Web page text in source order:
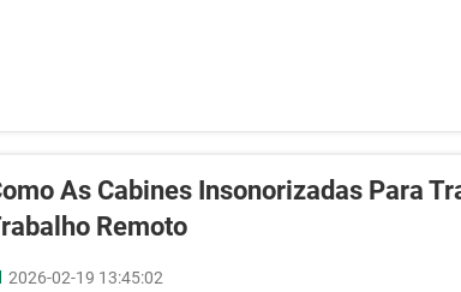
As Cabines Insonorizadas Para
Remoto
2026-02-19 13:45:02